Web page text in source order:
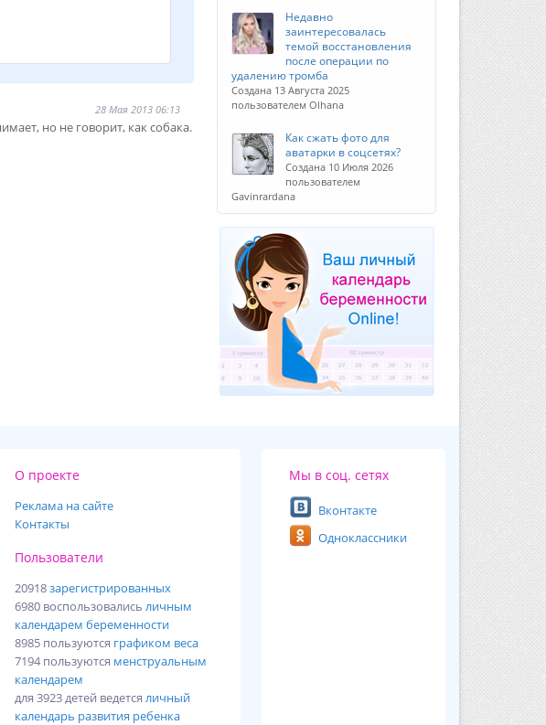
28 Мая 2013 06:13
но не говорит, как собака.
Недавно
заинтересовалась
темой восстановления
после операции по
удалению тромба
Создана 13 Августа 2025
пользователем Olhana
Как сжать фото для
аватарки в соцсетях?
Создана 10 Июля 2026
пользователем
Gavinrardana
О проекте
Реклама на сайте
Контакты
Пользователи
20918зарегистрированных
6980 воспользовались личным
календарем беременности
8985 пользуются графиком веса
7194 пользуются менструальным
календарем
для 3923 детей ведется личный
календарь развития ребенка
Мы в соц. сетях
Вконтакте
Одноклассники